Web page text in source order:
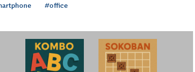
#office